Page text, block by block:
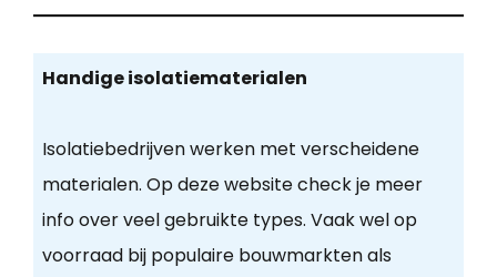
Handige isolatiematerialen
Isolatiebedrijven werken met verscheidene
materialen. Op deze website check je meer
info over veel gebruikte types. Vaak wel op
voorraad bij populaire bouwmarkten als